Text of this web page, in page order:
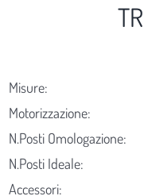
Misure:
Motorizzazione:
N.Posti Omologazione:
N.Posti Ideale:
Accessori: